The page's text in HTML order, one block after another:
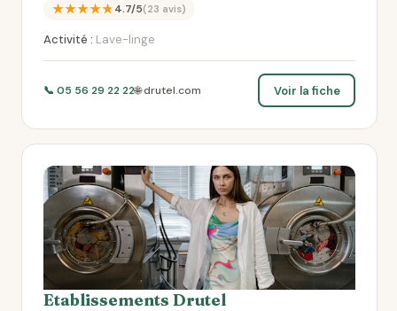
★★★★★4.7/5(23 avis)
Activité : Lave-linge
📞 05 56 29 22 22🌐 drutel.com Voir la fiche
Etablissements Drutel